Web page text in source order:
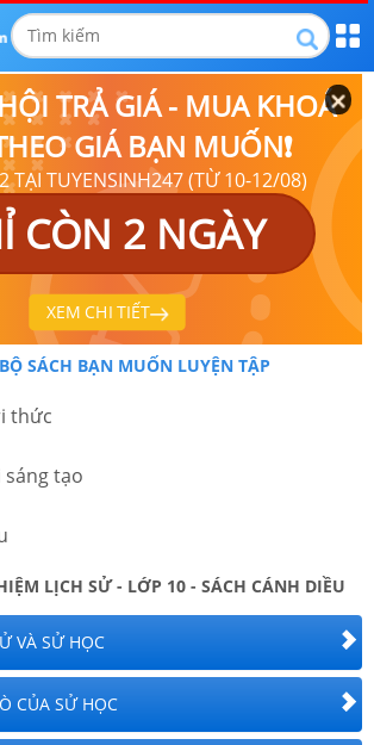
TRẢ GIÁ - MUA KHOÁ
GIÁ BẠN MUỐN❗
TẠI TUYENSINH247 (TỪ 10-12/08)
CÒN 2 NGÀY
XEM CHI TIẾT
SÁCH BẠN MUỐN LUYỆN TẬP
thức
tạo
LỊCH SỬ- LỚP 10 - SÁCH CÁNH DIỀU
VÀ SỬ HỌC
CỦA SỬ HỌC